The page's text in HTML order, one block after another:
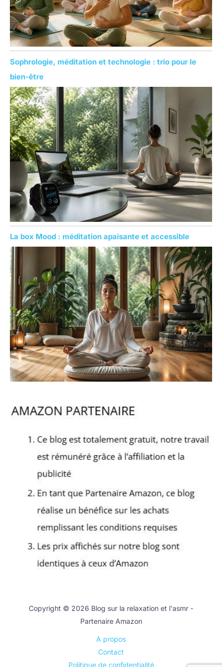
Sophrologie, méditation et technologie : trio pour le
bien-être
La box Mood : méditation apaisante et accessible
Copyright © 2026 Blog sur la relaxation et l'asmr -
Partenaire Amazon
A propos
Contact
Politique de confidentialité